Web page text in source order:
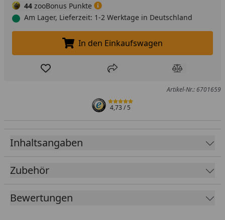
44 zooBonus Punkte
Am Lager, Lieferzeit: 1-2 Werktage in Deutschland
In den Einkaufswagen legen
In den Einkaufswagen
Produkt zur Wunschliste hinzufügen
Teilen Produkt
Artikel-Nr.: 6701659
4,73/ 5
Inhaltsangaben
Zubehör
Bewertungen